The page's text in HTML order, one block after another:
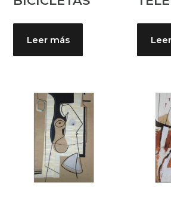
Leer más